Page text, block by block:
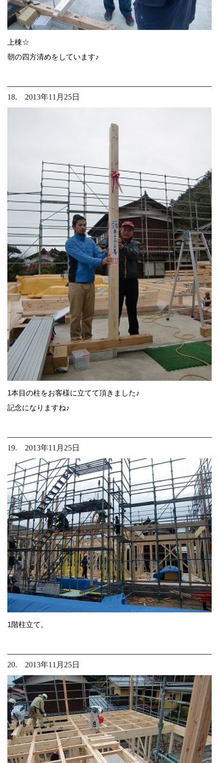
上棟☆
朝の四方清めをしています♪
18. 2013年11月25日
1本目の柱をお客様に立てて頂きました♪
記念になりますね♪
19. 2013年11月25日
1階柱立て。
20. 2013年11月25日